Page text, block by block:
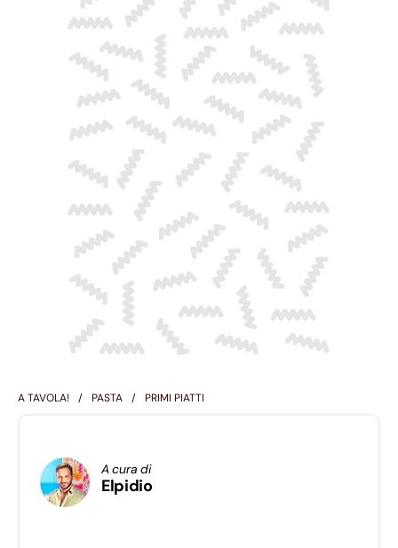
A TAVOLA! PASTA PRIMI PIATTI
A cura di
Elpidio